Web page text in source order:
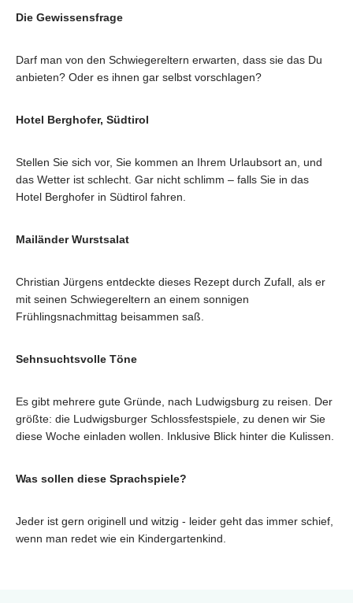
Die Gewissensfrage
Darf man von den Schwiegereltern erwarten, dass sie das Du
anbieten? Oder es ihnen gar selbst vorschlagen?
Hotel Berghofer, Südtirol
Stellen Sie sich vor, Sie kommen an Ihrem Urlaubsort an, und
das Wetter ist schlecht. Gar nicht schlimm – falls Sie in das
Hotel Berghofer in Südtirol fahren.
Mailänder Wurstsalat
Christian Jürgens entdeckte dieses Rezept durch Zufall, als er
mit seinen Schwiegereltern an einem sonnigen
Frühlingsnachmittag beisammen saß.
Sehnsuchtsvolle Töne
Es gibt mehrere gute Gründe, nach Ludwigsburg zu reisen. Der
größte: die Ludwigsburger Schlossfestspiele, zu denen wir Sie
diese Woche einladen wollen. Inklusive Blick hinter die Kulissen.
Was sollen diese Sprachspiele?
Jeder ist gern originell und witzig - leider geht das immer schief,
wenn man redet wie ein Kindergartenkind.